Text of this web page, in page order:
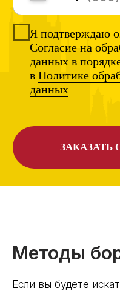
Методы
Если вы будете